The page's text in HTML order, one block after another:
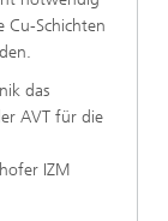
Cu-Schichten
das
AVT für die
IZM